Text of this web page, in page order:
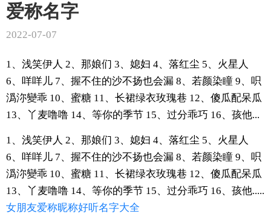
爱称名字
2022-07-07
1、浅笑伊人 2、那娘们 3、媳妇 4、落红尘 5、火星人
6、咩咩儿 7、握不住的沙不扬也会漏 8、若颜染瞳 9、呮
潙沵變乖 10、蜜糖 11、长裙绿衣玫瑰巷 12、傻瓜配呆瓜
13、丫麦噜噜 14、等你的季节 15、过分乖巧 16、孩他...
1、浅笑伊人 2、那娘们 3、媳妇 4、落红尘 5、火星人
6、咩咩儿 7、握不住的沙不扬也会漏 8、若颜染瞳 9、呮
潙沵變乖 10、蜜糖 11、长裙绿衣玫瑰巷 12、傻瓜配呆瓜
13、丫麦噜噜 14、等你的季节 15、过分乖巧 16、孩他.....
女朋友爱称昵称好听名字大全